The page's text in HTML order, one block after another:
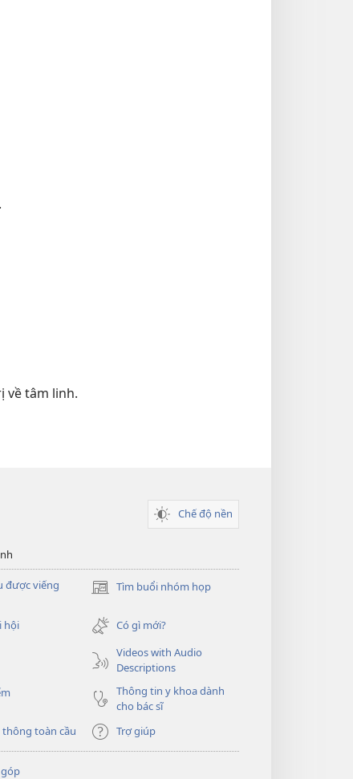
về tâm linh.
Chế độ nền
được viếng
Tìm buổi nhóm họp
(mở
sổ
hội
Có gì mới?
Videos with Audio
Descriptions
Thông tin y khoa dành
cho bác sĩ
thông toàn cầu
Trợ giúp